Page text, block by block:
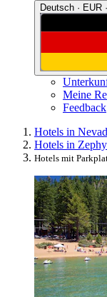
Deutsch · EUR
Meine
Feedback
Hotels in
Hotels in
Hotels mit